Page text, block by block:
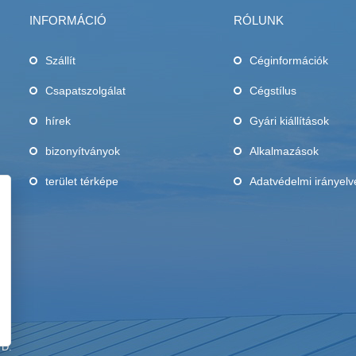
INFORMÁCIÓ
Szállít
Csapatszolgálat
hírek
bizonyítványok
terület térképe
RÓLUNK
Céginformációk
Cégstílus
Gyári kiállítások
Alkalmazások
Adatvédelmi